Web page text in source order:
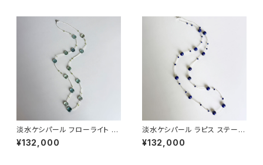
淡水ケシパール フローライト ペ
リドット ステーションネックレス
¥132,000
淡水ケシパール ラピス ステーシ
ョンネックレス
¥132,000